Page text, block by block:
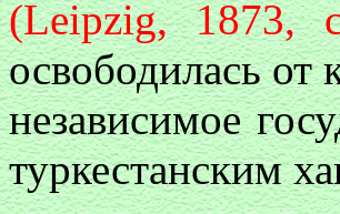
(Leipzig, 1873,
освободилась от
независимое
туркестанским